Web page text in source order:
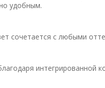
удобным.
сочетается с любыми
интегрированной